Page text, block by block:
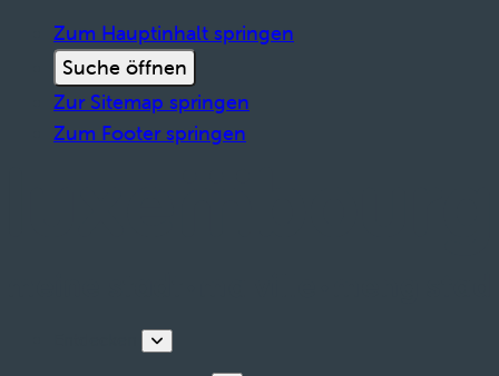
Zum Hauptinhalt springen
Suche öffnen
Zur Sitemap springen
Zum Footer springen